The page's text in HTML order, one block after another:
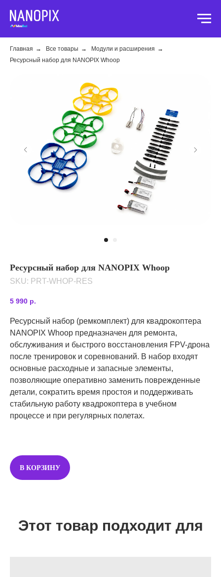
Главная → Все товары → Модули и расширения →
Ресурсный набор для NANOPIX Whoop
Ресурсный набор для NANOPIX Whoop
SKU: PRT-WHOP-RES
5 990 р.
Ресурсный набор (ремкомплект) для квадрокоптера
NANOPIX Whoop предназначен для ремонта,
обслуживания и быстрого восстановления FPV-дрона
после тренировок и соревнований. В набор входят
основные расходные и запасные элементы,
позволяющие оперативно заменить поврежденные
детали, сократить время простоя и поддерживать
стабильную работу квадрокоптера в учебном
процессе и при регулярных полетах.
В КОРЗИНУ
Этот товар подходит для